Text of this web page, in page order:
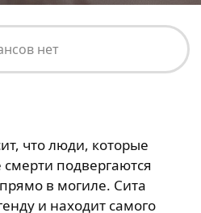
нет
что люди, которые
подвергаются
в могиле. Сита
и находит самого